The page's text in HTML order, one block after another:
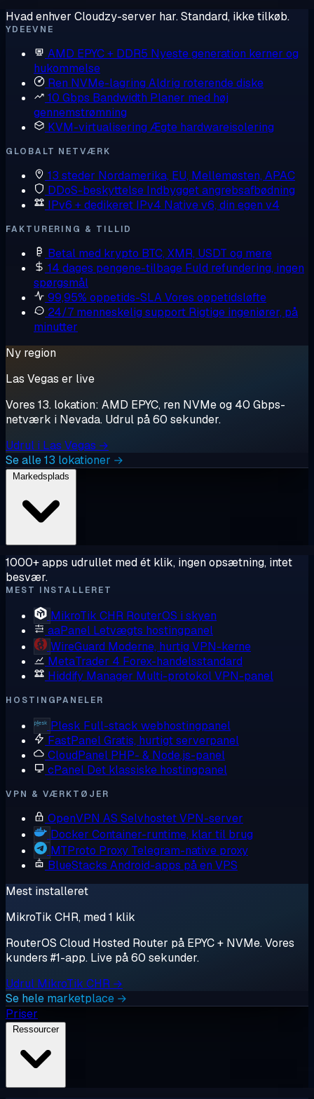
Hvad enhver Cloudzy-server har. Standard, ikke tilkøb.
YDEEVNE
AMD EPYC + DDR5 Nyeste generation kerner og
hukommelse
Ren NVMe-lagring Aldrig roterende diske
10 Gbps Bandwidth Planer med høj
gennemstrømning
KVM-virtualisering Ægte hardwareisolering
GLOBALT NETVÆRK
13 steder Nordamerika, EU, Mellemøsten, APAC
DDoS-beskyttelse Indbygget angrebsafbødning
IPv6 + dedikeret IPv4 Native v6, din egen v4
FAKTURERING & TILLID
Betal med krypto BTC, XMR, USDT og mere
14 dages pengene-tilbage Fuld refundering, ingen
spørgsmål
99,95% oppetids-SLAVores oppetidsløfte
24/7 menneskelig support Rigtige ingeniører, på
minutter
Ny region
Las Vegas er live
Vores 13. lokation: AMD EPYC, ren NVMe og 40 Gbps-
netværk i Nevada. Udrul på 60 sekunder.
Udrul i Las Vegas →
Se alle 13 lokationer →
1000+ apps udrullet med ét klik, ingen opsætning, intet
besvær.
MEST INSTALLERET
MikroTik CHR RouterOS i skyen
aaPanel Letvægts hostingpanel
WireGuard Moderne, hurtig VPN-kerne
MetaTrader 4 Forex-handelsstandard
Hiddify Manager Multi-protokol VPN-panel
HOSTINGPANELER
Plesk Full-stack webhostingpanel
FastPanelGratis, hurtigt serverpanel
CloudPanel PHP- & Node.js-panel
cPanel Det klassiske hostingpanel
VPN & VÆRKTØJER
OpenVPN AS Selvhostet VPN-server
Docker Container-runtime, klar til brug
MTProto Proxy Telegram-native proxy
BlueStacks Android-apps på en VPS
Mest installeret
MikroTik CHR, med 1 klik
RouterOS Cloud Hosted Router på EPYC + NVMe. Vores
kunders #1-app. Live på 60 sekunder.
Udrul MikroTik CHR →
Se hele marketplace →
Priser
Ressourcer